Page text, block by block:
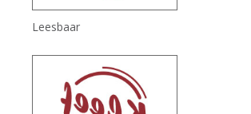
Leesbaar